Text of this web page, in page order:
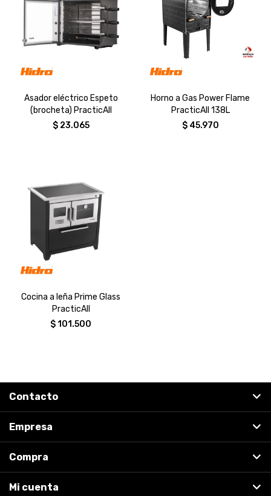
Asador eléctrico Espeto
(brocheta) PracticAll
$ 23.065
Horno a Gas Power Flame
PracticAll 138L
$ 45.970
Cocina a leña Prime Glass
PracticAll
$101.500
Contacto
Empresa
Compra
Mi cuenta